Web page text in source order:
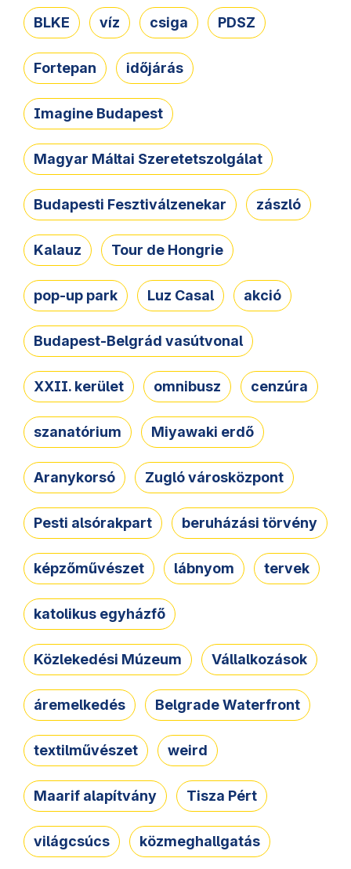
BLKE víz csiga PDSZ
Fortepan időjárás
Imagine Budapest
Magyar Máltai Szeretetszolgálat
Budapesti Fesztiválzenekar zászló
Kalauz Tour de Hongrie
pop-up park Luz Casal akció
Budapest-Belgrád vasútvonal
XXII. kerület omnibusz cenzúra
szanatórium Miyawaki erdő
Aranykorsó Zugló városközpont
Pesti alsórakpart beruházási törvény
képzőművészet lábnyom tervek
katolikus egyházfő
Közlekedési Múzeum Vállalkozások
áremelkedés Belgrade Waterfront
textilművészet weird
Maarif alapítvány Tisza Pért
világcsúcs közmeghallgatás